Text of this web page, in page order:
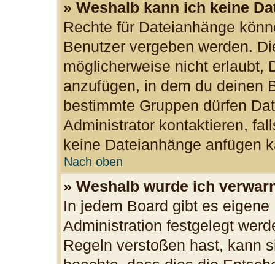
» Weshalb kann ich keine
Rechte für Dateianhänge
Benutzer vergeben werden.
möglicherweise nicht erlaubt,
anzufügen, in dem du deinen
bestimmte Gruppen dürfen
Administrator kontaktieren,
keine Dateianhänge anfügen
Nach oben
» Weshalb wurde ich
In jedem Board gibt es
Administration festgelegt
Regeln verstoßen hast, kann